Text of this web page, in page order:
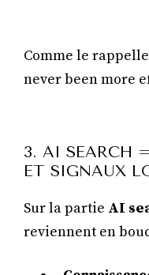
Comme le
never been more
3. AI SEARCH
ET SIGNAUX
Sur la partie AI
reviennent en